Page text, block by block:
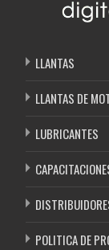
LLANTAS
LLANTAS DE
LUBRICANTES
POLITICA DE